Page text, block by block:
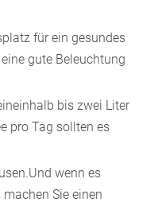
für ein gesundes
gute Beleuchtung
bis zwei Liter
pro Tag sollten es
wenn es
Sie einen